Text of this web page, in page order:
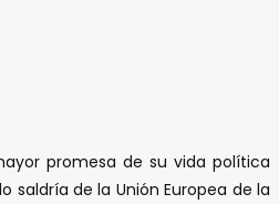
promesa de su vida política
saldría de la Unión Europea de la